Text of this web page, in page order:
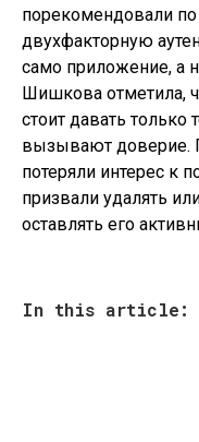
порекомендовали
двухфакторную
само приложение, а
Шишкова отметила,
стоит давать
вызывают доверие.
потеряли интерес к
призвали удалять
оставлять его
In this article: